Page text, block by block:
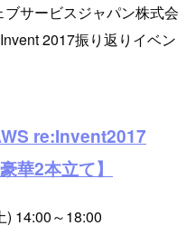
サービスジャパン株式会
2017振り返りイベン
re:Invent2017
華2本立て】
) 14:00～18:00